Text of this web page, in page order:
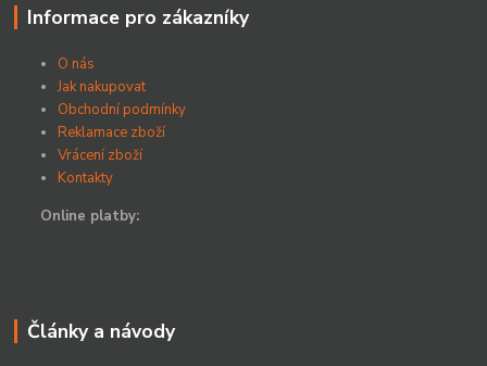
Informace pro zákazníky
O nás
Jak nakupovat
Obchodní podmínky
Reklamace zboží
Vrácení zboží
Kontakty
Online platby:
Články a návody